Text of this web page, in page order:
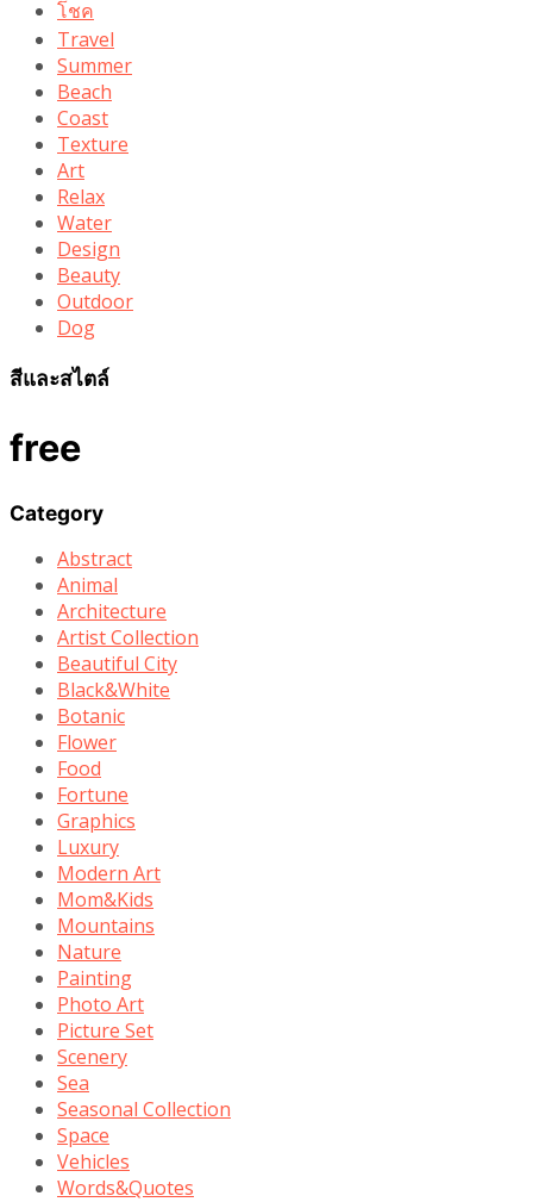
โชค
Travel
Summer
Beach
Coast
Texture
Art
Relax
Water
Design
Beauty
Outdoor
Dog
สีและสไตล์
free
Category
Abstract
Animal
Architecture
Artist Collection
Beautiful City
Black&White
Botanic
Flower
Food
Fortune
Graphics
Luxury
Modern Art
Mom&Kids
Mountains
Nature
Painting
Photo Art
Picture Set
Scenery
Sea
Seasonal Collection
Space
Vehicles
Words&Quotes